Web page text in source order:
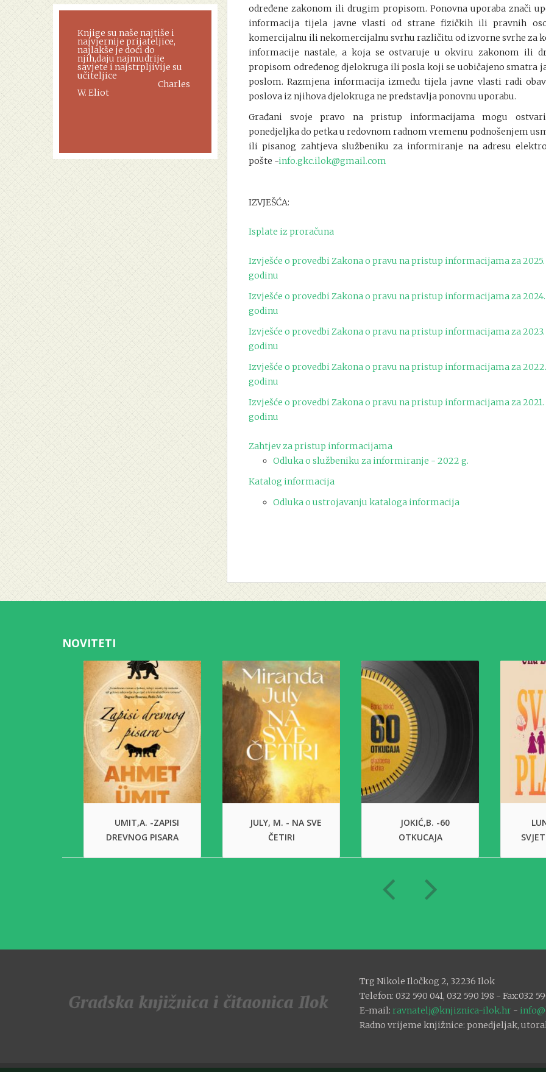
Knjige su naše najtiše i
najvjernije prijateljice,
najlakše je doći do
njih,daju najmudrije
savjete i najstrpljivije su
učiteljice
Charles
W. Eliot
određene zakonom ili drugim propisom. Ponovna uporaba znači
informacija tijela javne vlasti od strane fizičkih ili pravnih
komercijalnu ili nekomercijalnu svrhu različitu od izvorne svrhe za
informacije nastale, a koja se ostvaruje u okviru zakonom ili
propisom određenog djelokruga ili posla koji se uobičajeno smatra
poslom. Razmjena informacija između tijela javne vlasti radi
poslova iz njihova djelokruga ne predstavlja ponovnu uporabu.
Građani svoje pravo na pristup informacijama mogu
ponedjeljka do petka u redovnom radnom vremenu podnošenjem
ili pisanog zahtjeva službeniku za informiranje na adresu
pošte -info.gkc.ilok@gmail.com
IZVJEŠĆA:
Isplate iz proračuna
Izvješće o provedbi Zakona o pravu na pristup informacijama za 2025.
godinu
Izvješće o provedbi Zakona o pravu na pristup informacijama za 2024.
godinu
Izvješće o provedbi Zakona o pravu na pristup informacijama za 2023.
godinu
Izvješće o provedbi Zakona o pravu na pristup informacijama za 2022.
godinu
Izvješće o provedbi Zakona o pravu na pristup informacijama za 2021.
godinu
Zahtjev za pristup informacijama
Odluka o službeniku za informiranje - 2022 g.
Katalog informacija
Odluka o ustrojavanju kataloga informacija
NOVITETI
UMIT,A. -ZAPISI
DREVNOG PISARA
JULY, M. - NA SVE
ČETIRI
JOKIĆ,B. -60
OTKUCAJA
Trg Nikole Iločkog 2, 32236 Ilok
Telefon: 032 590 041, 032 590 198 - Fax:032
E-mail: ravnatelj@knjiznica-ilok.hr -
Radno vrijeme knjižnice: ponedjeljak,